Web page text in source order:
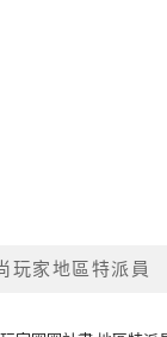
玩家地區特派員